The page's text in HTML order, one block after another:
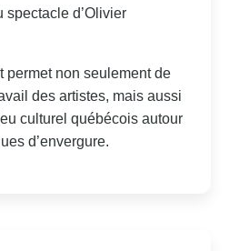
spectacle d’Olivier
permet non seulement de
des artistes, mais aussi
culturel québécois autour
d’envergure.